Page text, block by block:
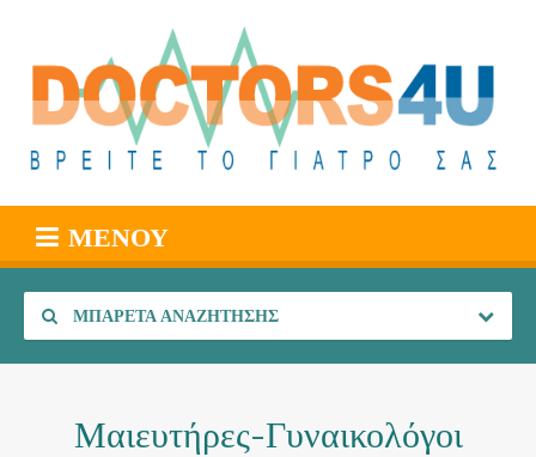
ΜΕΝΟΎ
ΜΠΑΡΈΤΑ ΑΝΑΖΉΤΗΣΗΣ
Μαιευτήρες-Γυναικολόγοι